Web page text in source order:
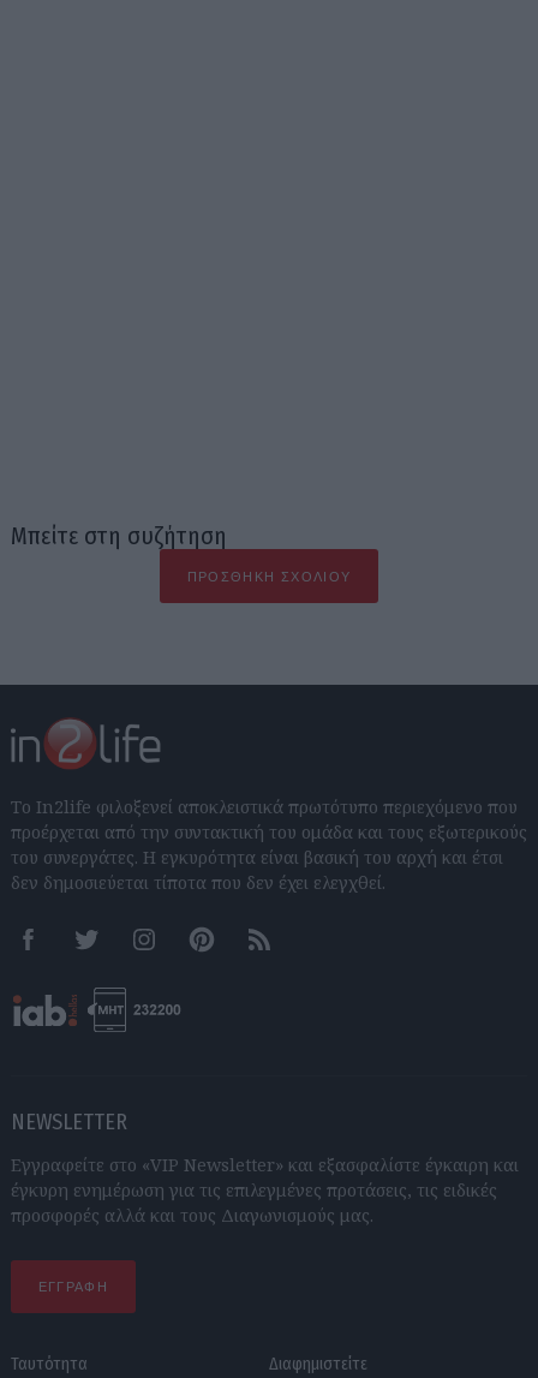
Μπείτε στη συζήτηση
ΠΡΟΣΘΉΚΗ ΣΧΟΛΊΟΥ
Το In2life φιλοξενεί αποκλειστικά πρωτότυπο περιεχόμενο που
προέρχεται από την συντακτική του ομάδα και τους εξωτερικούς
του συνεργάτες. Η εγκυρότητα είναι βασική του αρχή και έτσι
δεν δημοσιεύεται τίποτα που δεν έχει ελεγχθεί.
FacebookTwitter InstagramPinterestRSS feeds
NEWSLETTER
Εγγραφείτε στο «VIP Newsletter» και εξασφαλίστε έγκαιρη και
έγκυρη ενημέρωση για τις επιλεγμένες προτάσεις, τις ειδικές
προσφορές αλλά και τους Διαγωνισμούς μας.
ΕΓΓΡΑΦΗ
Ταυτότητα Διαφημιστείτε